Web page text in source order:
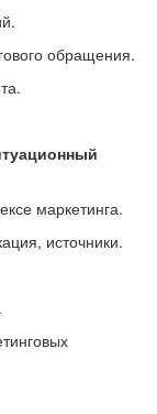
обращения.
маркетинга.
источники.